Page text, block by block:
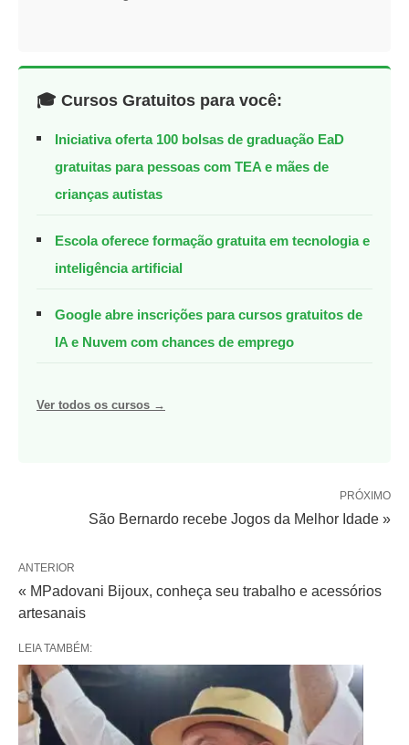
🎓 Cursos Gratuitos para você:
Iniciativa oferta 100 bolsas de graduação EaD
gratuitas para pessoas com TEA e mães de
crianças autistas
Escola oferece formação gratuita em tecnologia e
inteligência artificial
Google abre inscrições para cursos gratuitos de
IA e Nuvem com chances de emprego
Ver todos os cursos →
PRÓXIMO
São Bernardo recebe Jogos da Melhor Idade »
ANTERIOR
« MPadovani Bijoux, conheça seu trabalho e acessórios
artesanais
LEIA TAMBÉM: